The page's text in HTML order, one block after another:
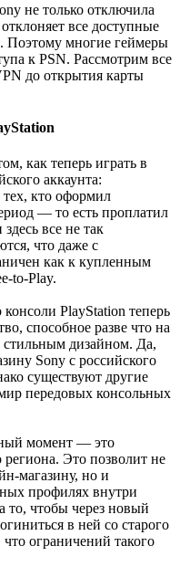
не только отключила
все доступные
Поэтому многие геймеры
к PSN. Рассмотрим все
до открытия карты
как теперь играть в
аккаунта:
тех, кто оформил
— то есть проплатил
все не так
что даже с
как к купленным
to-Play.
консоли PlayStation теперь
способное разве что на
дизайном. Да,
Sony с российского
существуют другие
передовых консольных
момент — это
региона. Это позволит не
магазину, но и
профилях внутри
то, чтобы через новый
в ней со старого
ограничений такого